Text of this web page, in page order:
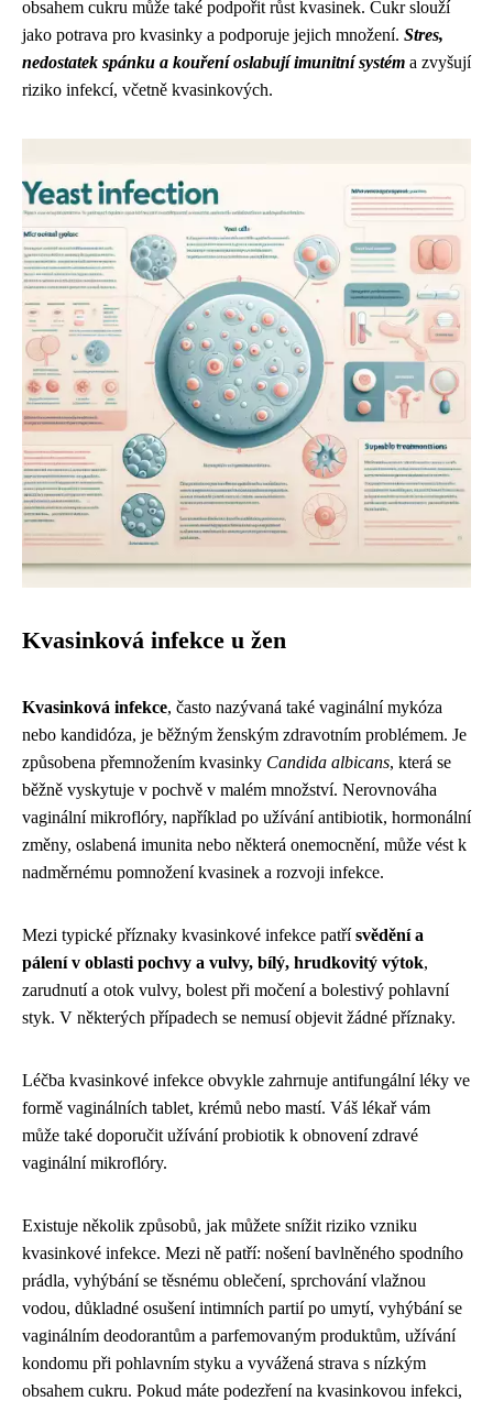
obsahem cukru může také podpořit růst kvasinek. Cukr slouží
jako potrava pro kvasinky a podporuje jejich množení. Stres,
nedostatek spánku a kouření oslabují imunitní systém a zvyšují
riziko infekcí, včetně kvasinkových.
Kvasinková infekce u žen
Kvasinková infekce, často nazývaná také vaginální mykóza
nebo kandidóza, je běžným ženským zdravotním problémem. Je
způsobena přemnožením kvasinky Candida albicans, která se
běžně vyskytuje v pochvě v malém množství. Nerovnováha
vaginální mikroflóry, například po užívání antibiotik, hormonální
změny, oslabená imunita nebo některá onemocnění, může vést k
nadměrnému pomnožení kvasinek a rozvoji infekce.
Mezi typické příznaky kvasinkové infekce patřísvědění a
pálení v oblasti pochvy a vulvy, bílý, hrudkovitý výtok,
zarudnutí a otok vulvy, bolest při močení a bolestivý pohlavní
styk. V některých případech se nemusí objevit žádné příznaky.
Léčba kvasinkové infekce obvykle zahrnuje antifungální léky ve
formě vaginálních tablet, krémů nebo mastí. Váš lékař vám
může také doporučit užívání probiotik k obnovení zdravé
vaginální mikroflóry.
Existuje několik způsobů, jak můžete snížit riziko vzniku
kvasinkové infekce. Mezi ně patří: nošení bavlněného spodního
prádla, vyhýbání se těsnému oblečení, sprchování vlažnou
vodou, důkladné osušení intimních partií po umytí, vyhýbání se
vaginálním deodorantům a parfemovaným produktům, užívání
kondomu při pohlavním styku a vyvážená strava s nízkým
obsahem cukru. Pokud máte podezření na kvasinkovou infekci,